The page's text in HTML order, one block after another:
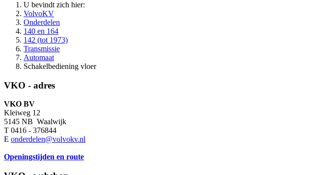
U bevindt zich hier:
VolvoKV
Onderdelen
140 en 164
142 (tot 1973)
Transmissie
Automaat
Schakelbediening vloer
VKO - adres
VKO BV
Kleiweg 12
5145 NB Waalwijk
T 0416 - 376844
E onderdelen@volvokv.nl
Openingstijden en route